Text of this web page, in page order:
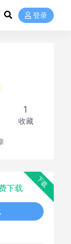
登录
1
收藏
下载
下载